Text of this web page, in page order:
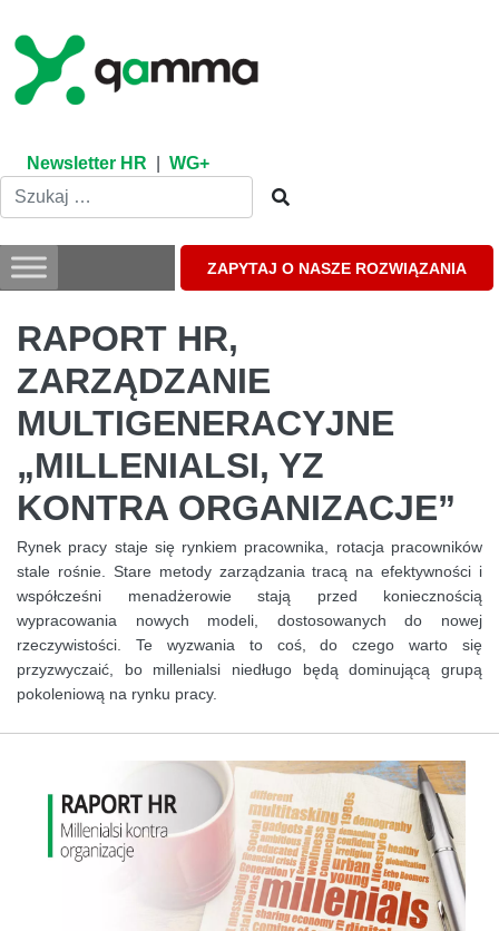
content
Newsletter HR WG+
ZAPYTAJ O NASZE ROZWIĄZANIA
RAPORT HR,
ZARZĄDZANIE
MULTIGENERACYJNE
„MILLENIALSI, YZ
KONTRA ORGANIZACJE”
Rynek pracy staje się rynkiem pracownika, rotacja pracowników
stale rośnie. Stare metody zarządzania tracą na efektywności i
współcześni menadżerowie stają przed koniecznością
wypracowania nowych modeli, dostosowanych do nowej
rzeczywistości. Te wyzwania to coś, do czego warto się
przyzwyczaić, bo millenialsi niedługo będą dominującą grupą
pokoleniową na rynku pracy.